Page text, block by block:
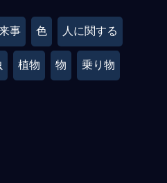
事 色 人に関する
植物 物 乗り物